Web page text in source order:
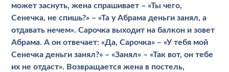
может заснуть, жена спрашивает – «Ты чего,
Сенечка, не спишь?» – «Та у Абрама деньги занял, а
отдавать нечем». Сарочка выходит на балкон и зовет
Абрама. А он отвечает: «Да, Сарочка» – «У тебя мой
Сенечка деньги занял?» – «Занял» – «Так вот, он тебе
их не отдаст». Возвращается жена в постель,